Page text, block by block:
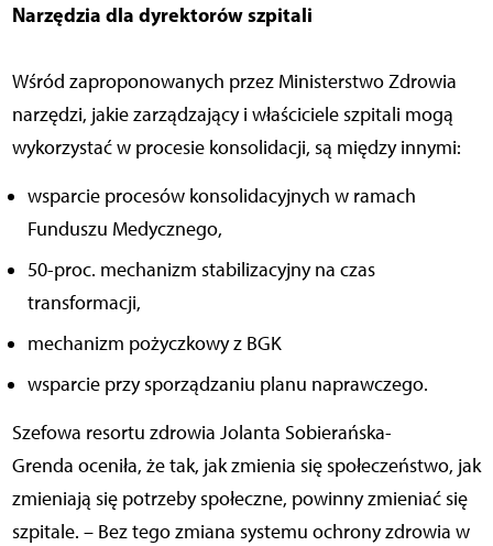
Narzędzia dla dyrektorów szpitali
Wśród zaproponowanych przez Ministerstwo Zdrowia
narzędzi, jakie zarządzający i właściciele szpitali mogą
wykorzystać w procesie konsolidacji, są między innymi:
wsparcie procesów konsolidacyjnych w ramach
Funduszu Medycznego,
50-proc. mechanizm stabilizacyjny na czas
transformacji,
mechanizm pożyczkowy z BGK
wsparcie przy sporządzaniu planu naprawczego.
Szefowa resortu zdrowia Jolanta Sobierańska-
Grenda oceniła, że tak, jak zmienia się społeczeństwo, jak
zmieniają się potrzeby społeczne, powinny zmieniać się
szpitale. – Bez tego zmiana systemu ochrony zdrowia w